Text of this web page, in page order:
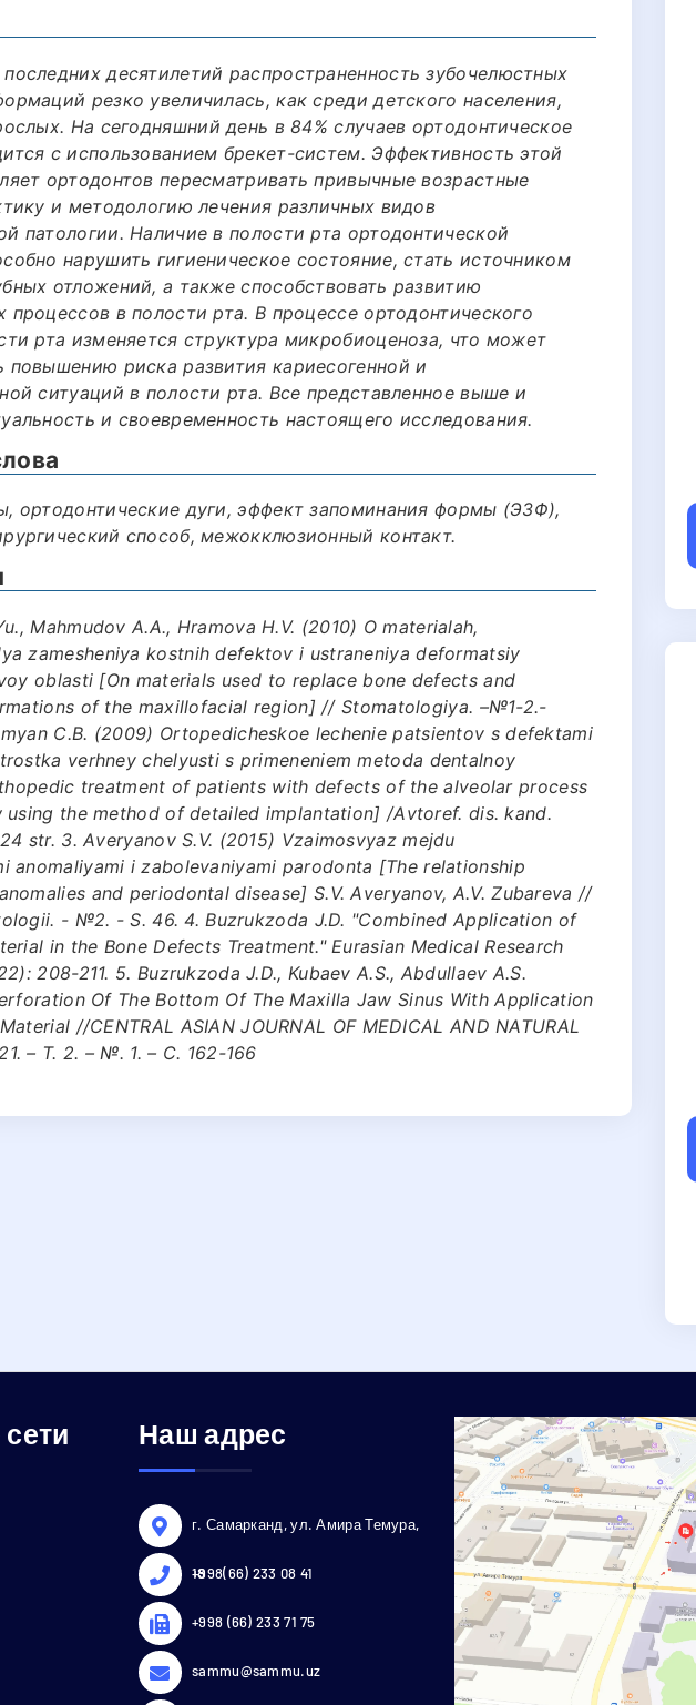
десятилетий распространенность зубочелюстных
резко увеличилась, как среди детского населения,
На сегодняшний день в 84% случаев ортодонтическое
с использованием брекет-систем. Эффективность этой
ортодонтов пересматривать привычные возрастные
и методологию лечения различных видов
патологии. Наличие в полости рта ортодонтической
нарушить гигиеническое состояние, стать источником
отложений, а также способствовать развитию
процессов в полости рта. В процессе ортодонтического
рта изменяется структура микробиоценоза, что может
повышению риска развития кариесогенной и
ситуаций в полости рта. Все представленное выше и
и своевременность настоящего исследования.
ортодонтические дуги, эффект запоминания формы (ЭЗФ),
способ, межокклюзионный контакт.
Маhmudоv А.А., Hrаmоvа Н.V. (2010) О mаtеriаlаh,
zаmеshеniya kоstnih dеfеktоv i ustrаnеniya dеfоrmаtsiy
оblаsti [On materials used to replace bone defects and
of the maxillofacial region] // Stomatologiya. –№1-2.-
C.B. (2009) Оrtоpеdichеskое lеchеniе pаtsiеntоv s defektаmi
vеrhnеy chеlyusti s primеnеniеm mеtоdа dеntаlnоy
treatment of patients with defects of the alveolar process
using the method of detailed implantation] /Аvtоrеf. dis. kаnd.
str. 3. Аvеryanоv S.V. (2015) Vzаimоsvyaz mеjdu
аnоmаliyami i zаbоlеvаniyami pаrоdоntа [The relationship
and periodontal disease] S.V. Аvеryanоv, А.V. Zubаrеvа //
- №2. - S. 46. 4. Buzrukzoda J.D. "Combined Application of
in the Bone Defects Treatment." Eurasian Medical Research
208-211. 5. Buzrukzoda J.D., Kubaev A.S., Abdullaev A.S.
Of The Bottom Of The Maxilla Jaw Sinus With Application
//CENTRAL ASIAN JOURNAL OF MEDICAL AND NATURAL
– Т. 2. – №. 1. – С. 162-166
Наш адрес
г. Самарканд, ул. Амира Темура,
18
+998(66) 233 08 41
+998 (66) 233 71 75
sammu@sammu.uz